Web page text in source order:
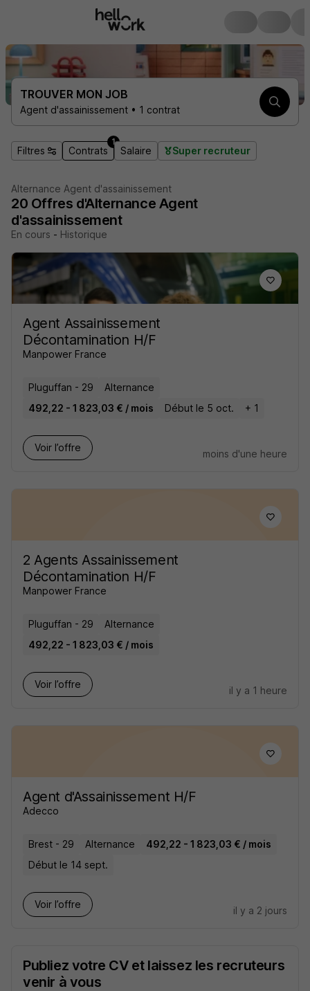
TROUVER MON JOB
Agent d'assainissement • 1 contrat
Filtres Contrats
1
Salaire Super recruteur
Alternance Agent d'assainissement
20 Offres d'Alternance Agent
d'assainissement
En cours - Historique
Agent Assainissement
Décontamination H/F
Manpower France
Pluguffan - 29
Alternance
492,22 - 1 823,03 € / mois
Début le 5 oct. + 1
Voir l’offre
moins d'une heure
2 Agents Assainissement
Décontamination H/F
Manpower France
Pluguffan - 29
Alternance
492,22 - 1 823,03 € / mois
Voir l’offre
il y a 1 heure
Agent d'Assainissement H/F
Adecco
Brest - 29 Alternance
492,22 - 1 823,03 € / mois
Début le 14 sept.
Voir l’offre
il y a 2 jours
Publiez votre CV et laissez les recruteurs
venir à vous